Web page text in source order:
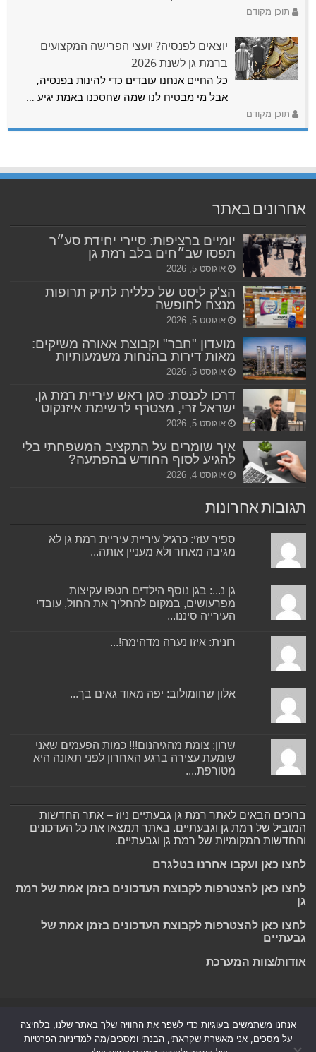
תוכן מקודם
יוצאים לפנסיה? יועצי הפרישה המקצועים
ברמת גן לשנת 2026
כל החיים אנחנו עובדים כדי להינות בפנסיה,
אבל מי מבטיח לנו שמה שחסכנו באמת יגיע …
תוכן מקודם
אחרונים באתר
יומיים ברציפות: סיירי יחידת סע״ר
תפסו שב״חים בלב רמת גן
אוגוסט 5, 2026
הצ'ק ליסט של כללית לתיק תרופות
מנצח לחופשה
אוגוסט 5, 2026
מועדון "חבר" וקבוצת אאורה משיקים:
מאות דירות בהנחות משמעותיות
אוגוסט 5, 2026
דרכו לכנסת: סגן ראש עיריית רמת גן,
ישראל זרי, מצטרף לרשימת איזנקוט
אוגוסט 5, 2026
איך שומרים על התקציב המשפחתי בלי
להגיע לסוף החודש בהפתעה?
אוגוסט 4, 2026
תגובות אחרונות
ספיר עוזי: כרגיל עיריית עיריית רמת גן לא
מגיבה מאחר ולא מעניין אותה...
גן נ...: בגן נוסף הילדים חטפו עקיצות
מפרעושים, במקום להחליך את החול, עובדי
העירייה סיננו...
רונית: איזו נערה מדהימה!...
אלון שחומולוב: יפה מאוד גאים בך...
שרון: צומת מהגיהנום!!! כמות הפעמים שאני
שומעת עצירה ברגע האחרון לפני תאונה היא
מטורפת....
ברוכים הבאים לאתר רמת גן גבעתיים ניוז – אתר החדשות
המוביל של רמת גן וגבעתיים. באתר תמצאו את כל העדכונים
והחדשות המקומיות של רמת גן וגבעתיים.
לחצו כאן ועקבו אחרנו בטלגרם
לחצו כאן להצטרפות לקבוצת העדכונים בזמן אמת של רמת
גן
לחצו כאן להצטרפות לקבוצת העדכונים בזמן אמת של
גבעתיים
אודות/צוות המערכת
© כל הזכויות שמורות 2026, רמת גן גבעתיים ניוז.
אנחנו משתמשים בעוגיות כדי לשפר את החוויה שלך באתר שלנו, בלחיצה
על מסכים, אני מאשרת שקראתי, הבנתי ומסכים/מה למדיניות הפרטיות